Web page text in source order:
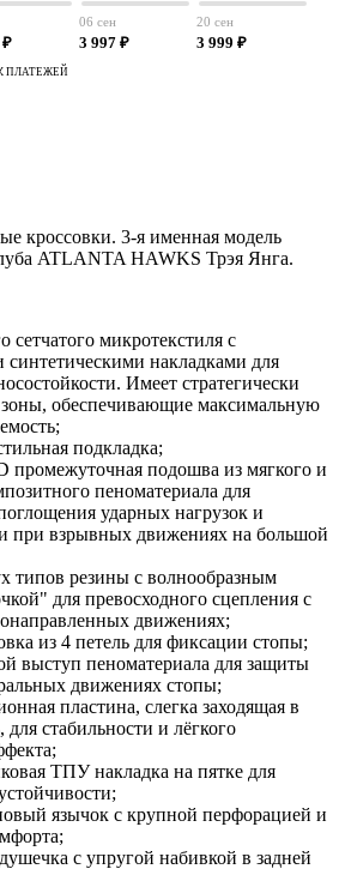
₽
06 сен
3 997 ₽
20 сен
3 999 ₽
ПЛАТЕЖЕЙ
кроссовки. 3-я именная модель
ATLANTA HAWKS Трэя Янга.
сетчатого микротекстиля с
накладками для
Имеет стратегически
обеспечивающие максимальную
подкладка;
промежуточная подошва из мягкого и
пеноматериала для
ударных нагрузок и
при взрывных движениях на большой
типов резины с волнообразным
для превосходного сцепления с
движениях;
из 4 петель для фиксации стопы;
выступ пеноматериала для защиты
движениях стопы;
пластина, слегка заходящая в
стабильности и лёгкого
ТПУ накладка на пятке для
язычок с крупной перфорацией и
с упругой набивкой в задней